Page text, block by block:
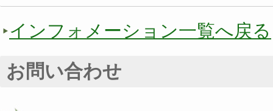
インフォメーション一覧へ戻る
お問い合わせ